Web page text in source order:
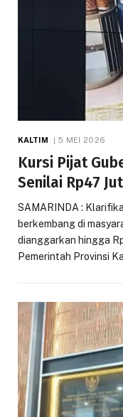
KALTIM 5 MEI 2026
Kursi Pijat
Senilai Rp47
SAMARINDA :
berkembang di
dianggarkan hingga
Pemerintah Provinsi